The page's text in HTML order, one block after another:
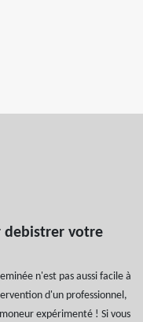
debistrer votre
n'est pas aussi facile à
d'un professionnel,
expérimenté ! Si vous